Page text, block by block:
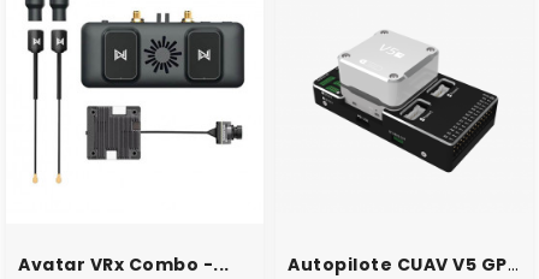
Avatar VRx Combo -...
Autopilote CUAV V5 GPS NEO...